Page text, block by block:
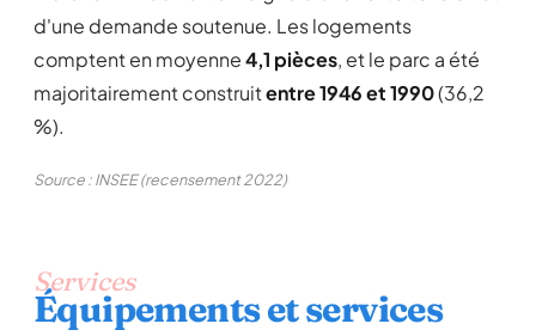
d'une demande soutenue. Les logements
comptent en moyenne4,1 pièces, et le parc a été
majoritairement construitentre 1946 et 1990(36,2
%).
Source : INSEE (recensement 2022)
Services
Équipements et services